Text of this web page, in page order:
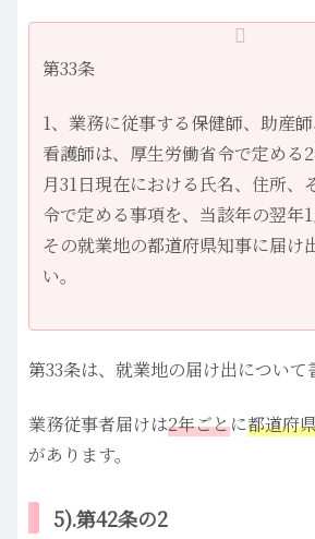
第33条
1、業務に従事する保健師、助産
看護師は、厚生労働省令で定める
月31日現在における氏名、住所、
令で定める事項を、当該年の翌年1
その就業地の都道府県知事に届け
い。
第33条は、就業地の届け出について
業務従事者届けは2年ごとに都道府
があります。
5).第42条の2